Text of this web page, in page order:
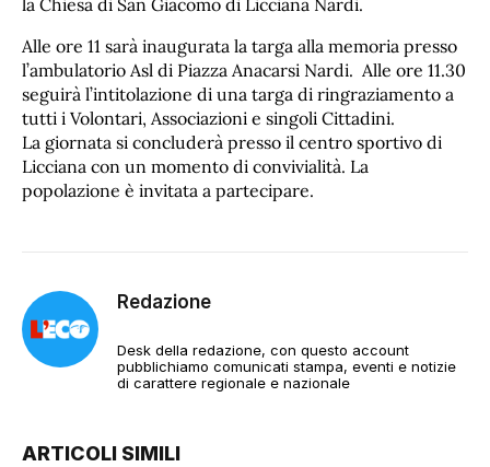
la Chiesa di San Giacomo di Licciana Nardi.
Alle ore 11 sarà inaugurata la targa alla memoria presso
l’ambulatorio Asl di Piazza Anacarsi Nardi. Alle ore 11.30
seguirà l’intitolazione di una targa di ringraziamento a
tutti i Volontari, Associazioni e singoli Cittadini.
La giornata si concluderà presso il centro sportivo di
Licciana con un momento di convivialità. La
popolazione è invitata a partecipare.
Redazione
Desk della redazione, con questo account
pubblichiamo comunicati stampa, eventi e notizie
di carattere regionale e nazionale
ARTICOLI SIMILI